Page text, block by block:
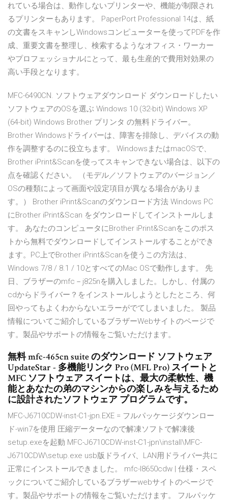
れている場合は、動作しないプリンターや、機能が制限され
るプリンターもあります。 PaperPort Professional 14は、紙
の文書をスキャンしWindowsコンピューターを使ってPDFを作
成、重要文書を整理し、検索するようなオフィス・ワーカー
やプロフェッショナルにとって、最も生産的で費用対効果の
高い手段となります。
MFC-6490CN. ソフトウェアダウンロード ダウンロードしたい
ソフトウェアのOSを選ぶ Windows 10 (32-bit) Windows XP
(64-bit) Windows Brother プリンタ の無料ドライバー。
Brother Windowsドライバーは、障害を排除し、デバイスの動
作を調整するのに役立ちます。 WindowsまたはmacOSで、
Brother iPrint&Scanを使ってスキャンできない場合は、以下の
点を確認ください。 （モデル／ソフトウェアのバージョン／
OSの種類によって画面や設定項目が異なる場合がありま
す。） Brother iPrint&Scanのダウンロード方法 Windows PC
にBrother iPrint&Scan をダウンロードしてインストールしま
す。 あなたのコンピュータにBrother iPrint&Scanをこのポス
トから無料でダウンロードしてインストールすることができ
ます。PC上でBrother iPrint&Scanを使うこの方法は、
Windows 7/8 / 8.1 / 10とすべてのMac OSで動作します。 先
日、ブラザーのmfc－j825nを購入しました。しかし、付属の
cdからドライバー？をインストールしようとしたところ、何
回やってもよくわからないエラーがでてしまいました。 製品
情報についてご紹介しているブラザーWebサイトのページで
す。製品やサポートの情報をご覧いただけます。
無料 mfc-465cn suite のダウンロード ソフトウェア
UpdateStar - 多機能リンク Pro (MFL Pro) スイートと
MFC ソフトウェア スイートは、最大の柔軟性、機
能とあなたの弟のマシンからの楽しみを与えるため
に設計されたソフトウェア プログラムです。
MFC-J6710CDW-inst-C1-jpn.EXE = フルパッケージダウンロー
ド-win7を使用 圧縮データーなので解凍ソフトで解凍後
setup.exeを起動 MFC-J6710CDW-inst-C1-jpn\install\MFC-
J6710CDW\setup.exe usb版ドライバ、LAN用ドライバー共に
正常にインストールできました。 mfc-l8650cdw | 仕様・スペ
ックについてご紹介しているブラザーwebサイトのページで
す。製品やサポートの情報をご覧いただけます。 フルパッケ